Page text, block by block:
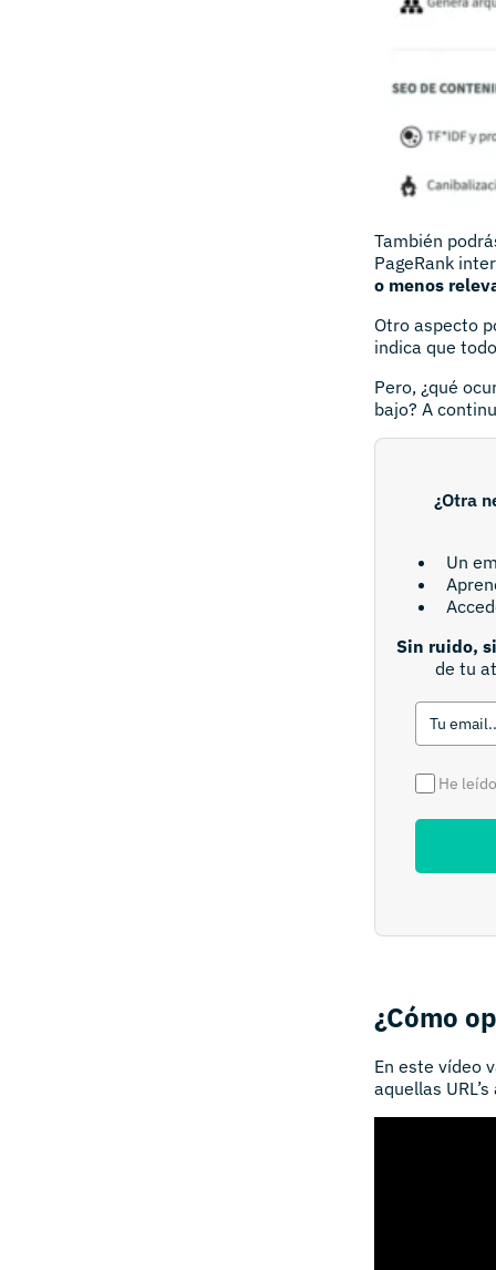
También
PageRank
o menos
Otro aspecto
indica que
Pero, ¿qué
bajo? A
¿Otra
Un
Sin ruido,
de tu
He
¿Cómo
En este vídeo
aquellas